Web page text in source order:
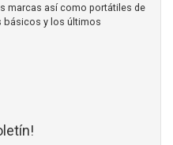
marcas así como portátiles de
básicos y los últimos